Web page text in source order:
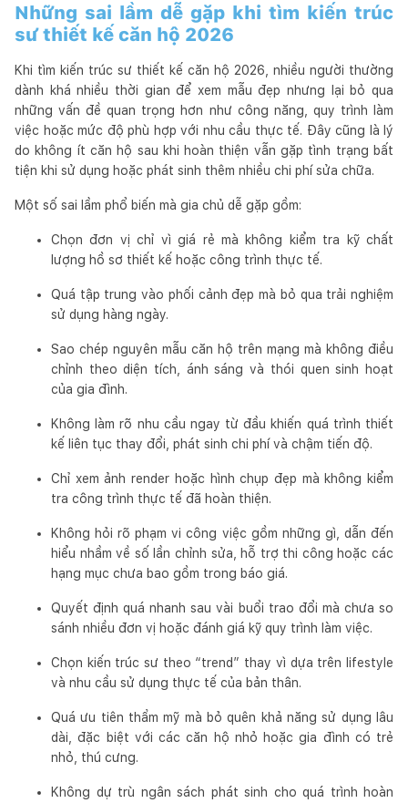
Những sai lầm dễ gặp khi tìm kiến trúc
sư thiết kế căn hộ 2026
Khi tìm kiến trúc sư thiết kế căn hộ 2026, nhiều người thường
dành khá nhiều thời gian để xem mẫu đẹp nhưng lại bỏ qua
những vấn đề quan trọng hơn như công năng, quy trình làm
việc hoặc mức độ phù hợp với nhu cầu thực tế. Đây cũng là lý
do không ít căn hộ sau khi hoàn thiện vẫn gặp tình trạng bất
tiện khi sử dụng hoặc phát sinh thêm nhiều chi phí sửa chữa.
Một số sai lầm phổ biến mà gia chủ dễ gặp gồm:
Chọn đơn vị chỉ vì giá rẻ mà không kiểm tra kỹ chất
lượng hồ sơ thiết kế hoặc công trình thực tế.
Quá tập trung vào phối cảnh đẹp mà bỏ qua trải nghiệm
sử dụng hàng ngày.
Sao chép nguyên mẫu căn hộ trên mạng mà không điều
chỉnh theo diện tích, ánh sáng và thói quen sinh hoạt
của gia đình.
Không làm rõ nhu cầu ngay từ đầu khiến quá trình thiết
kế liên tục thay đổi, phát sinh chi phí và chậm tiến độ.
Chỉ xem ảnh render hoặc hình chụp đẹp mà không kiểm
tra công trình thực tế đã hoàn thiện.
Không hỏi rõ phạm vi công việc gồm những gì, dẫn đến
hiểu nhầm về số lần chỉnh sửa, hỗ trợ thi công hoặc các
hạng mục chưa bao gồm trong báo giá.
Quyết định quá nhanh sau vài buổi trao đổi mà chưa so
sánh nhiều đơn vị hoặc đánh giá kỹ quy trình làm việc.
Chọn kiến trúc sư theo “trend” thay vì dựa trên lifestyle
và nhu cầu sử dụng thực tế của bản thân.
Quá ưu tiên thẩm mỹ mà bỏ quên khả năng sử dụng lâu
dài, đặc biệt với các căn hộ nhỏ hoặc gia đình có trẻ
nhỏ, thú cưng.
Không dự trù ngân sách phát sinh cho quá trình hoàn